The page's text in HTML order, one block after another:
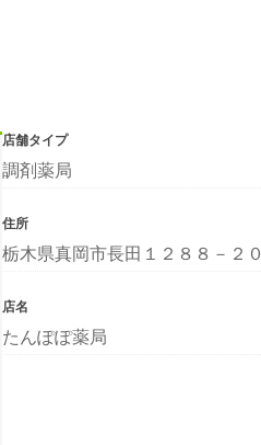
店舗タイプ
調剤薬局
住所
栃木県真岡市長田１２８８－２０
店名
たんぽぽ薬局